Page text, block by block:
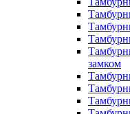
замком